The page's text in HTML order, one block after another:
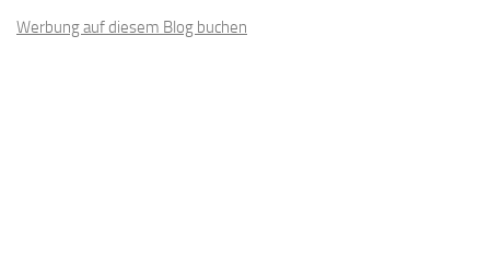
Werbung auf diesem Blog buchen